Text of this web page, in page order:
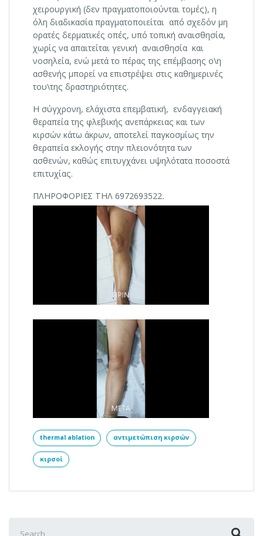
χειρουργική (δεν πραγματοποιούνται τομές), η
όλη διαδικασία πραγματοποιείται από σχεδόν μη
ορατές δερματικές οπές, υπό τοπική αναισθησία,
χωρίς να απαιτείται γενική αναισθησία και
νοσηλεία, ενώ μετά το πέρας της επέμβασης ο\η
ασθενής μπορεί να επιστρέψει στις καθημερινές
του\της δραστηριότητες.
Η σύγχρονη, ελάχιστα επεμβατική, ενδαγγειακή
θεραπεία της φλεβικής ανεπάρκειας και των
κιρσών κάτω άκρων, αποτελεί παγκοσμίως την
θεραπεία εκλογής στην πλειονότητα των
ασθενών, καθώς επιτυγχάνει υψηλότατα ποσοστά
επιτυχίας.
ΠΛΗΡΟΦΟΡΙΕΣ ΤΗΛ 6972693522.
thermal ablation αντιμετώπιση κιρσών
κιρσοί